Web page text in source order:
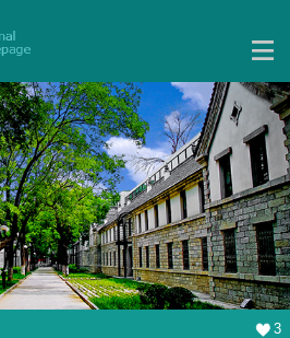
3